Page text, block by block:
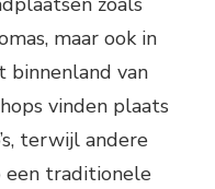
maar ook in
binnenland van
vinden plaats
terwijl andere
een traditionele